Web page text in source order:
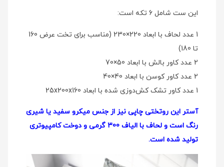
این ست شامل 6 تکه است:
1 عدد لحاف با ابعاد 220×230 (مناسب برای تخت عرض 160
تا 180)
2 عدد کاور بالش با ابعاد 50×70
2 عدد کاور کوسن با ابعاد 40×40
1 عدد کاور تشک کش‌دوزی شده با ابعاد 25x200x160
آستر این روتختی چاپی نیز از جنس میکرو سفید یا شیری
رنگ است و لحاف با الیاف 300 گرمی و دوخت کامپیوتری
تولید شده است.